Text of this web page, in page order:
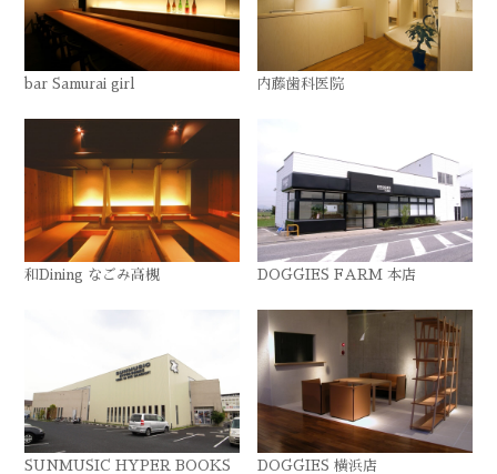
bar Samurai girl 内藤歯科医院
和Dining なごみ高槻 DOGGIES FARM 本店
SUNMUSIC HYPER BOOKS
DOGGIES 横浜店